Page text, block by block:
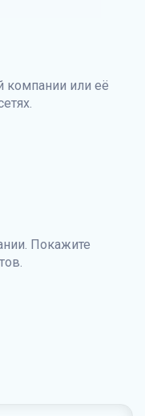
компании или её
Покажите